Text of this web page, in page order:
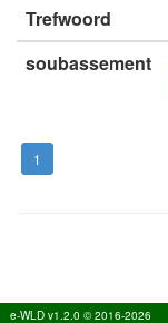
Trefwoord
soubassement
1
e-WLD v1.2.0 © 2016-2026